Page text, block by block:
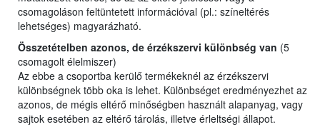
csomagoláson feltüntetett információval (pl.: színeltérés
lehetséges) magyarázható.
Összetételben azonos, de érzékszervi különbség van (5
csomagolt élelmiszer)
Az ebbe a csoportba kerülő termékeknél az érzékszervi
különbségnek több oka is lehet. Különbséget eredményezhet az
azonos, de mégis eltérő minőségben használt alapanyag, vagy
sajtok esetében az eltérő tárolás, illetve érleltségi állapot.